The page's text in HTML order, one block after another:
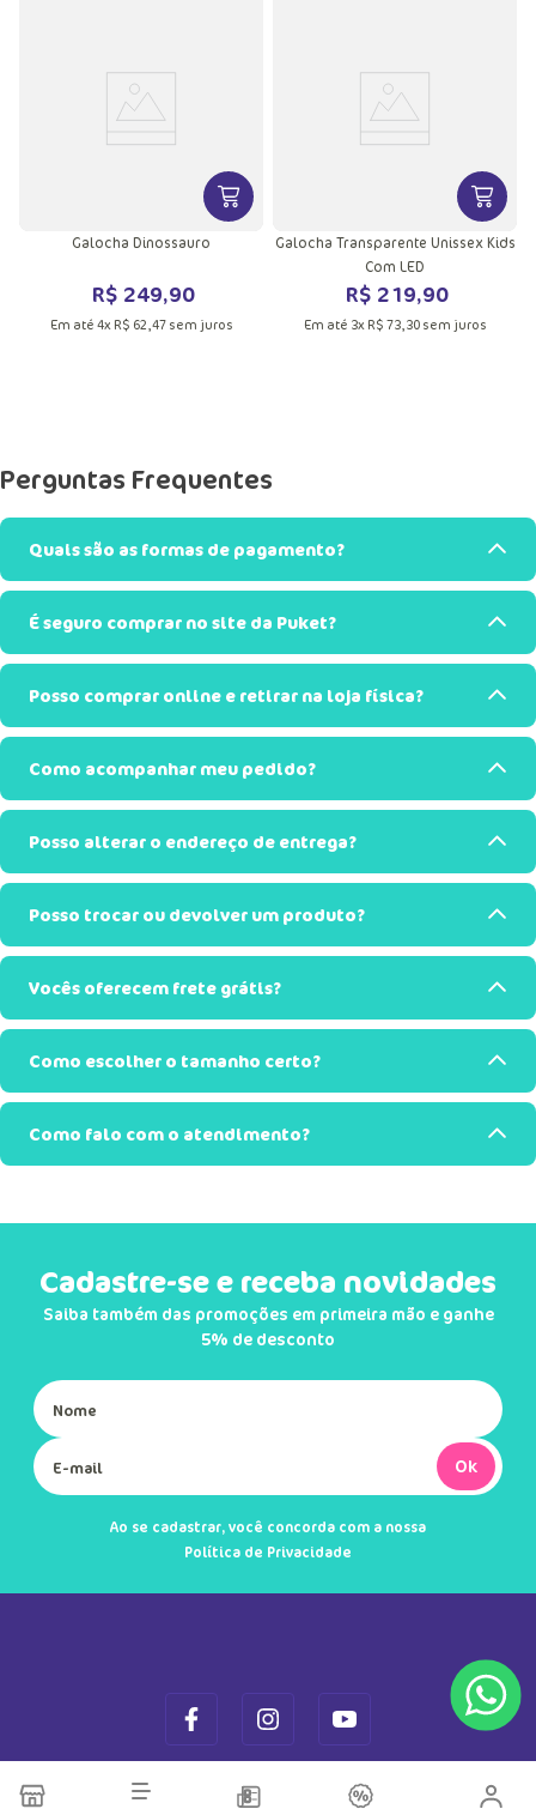
VER MAIS INFORMAÇÕES DO
Galocha Dinossauro
R$ 249,90
Em até 4x R$ 62 47sem juros
VER
Galocha Transparente Unissex Kids
Com LED
R$ 219,90
Em até 3x R$ 73, 30sem juros
Perguntas Frequentes
Quais são as formas de pagamento?
É seguro comprar no site da Puket?
Posso comprar online e retirar na loja física?
Como acompanhar meu pedido?
Posso alterar o endereço de entrega?
Posso trocar ou devolver um produto?
Vocês oferecem frete grátis?
Como escolher o tamanho certo?
Como falo com o atendimento?
Cadastre-se e receba novidades
Saiba também das promoções em primeira mão e ganhe
5% de desconto
Ok
Ao se cadastrar, você concorda com a nossa
Política de Privacidade